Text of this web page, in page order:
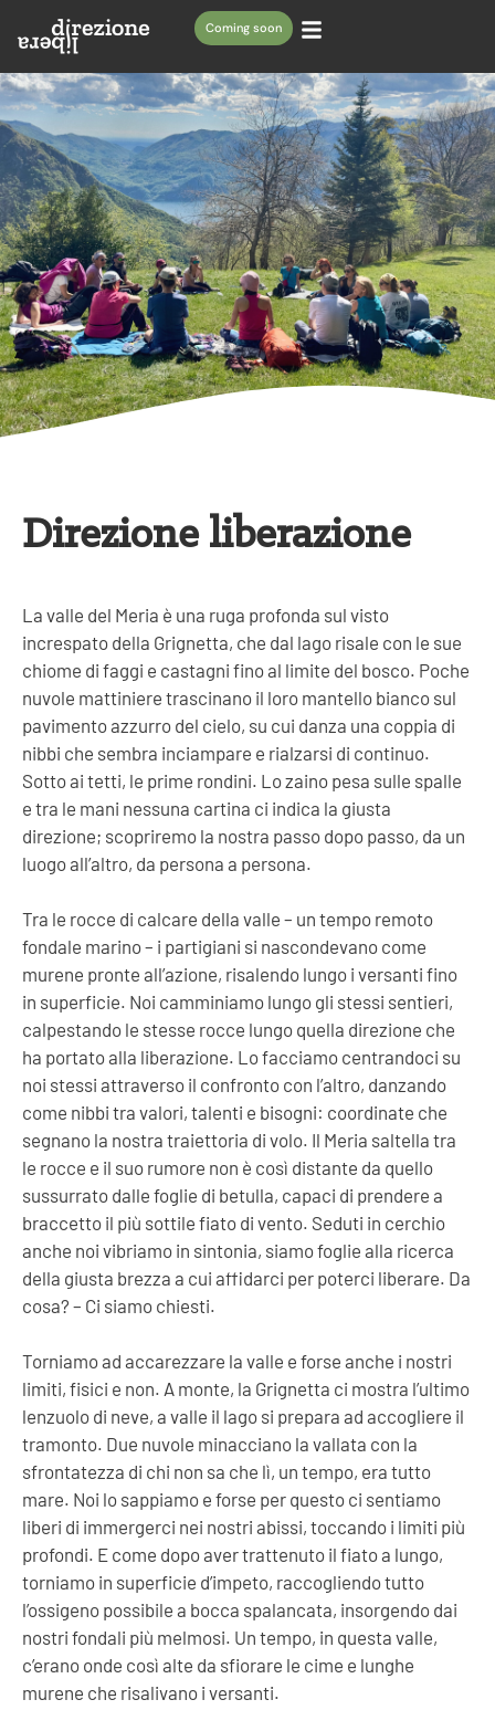
Coming soon
Direzione liberazione
La valle del Meria è una ruga profonda sul visto
increspato della Grignetta, che dal lago risale con le sue
chiome di faggi e castagni fino al limite del bosco. Poche
nuvole mattiniere trascinano il loro mantello bianco sul
pavimento azzurro del cielo, su cui danza una coppia di
nibbi che sembra inciampare e rialzarsi di continuo.
Sotto ai tetti, le prime rondini. Lo zaino pesa sulle spalle
e tra le mani nessuna cartina ci indica la giusta
direzione; scopriremo la nostra passo dopo passo, da un
luogo all’altro, da persona a persona.
Tra le rocce di calcare della valle – un tempo remoto
fondale marino – i partigiani si nascondevano come
murene pronte all’azione, risalendo lungo i versanti fino
in superficie. Noi camminiamo lungo gli stessi sentieri,
calpestando le stesse rocce lungo quella direzione che
ha portato alla liberazione. Lo facciamo centrandoci su
noi stessi attraverso il confronto con l’altro, danzando
come nibbi tra valori, talenti e bisogni: coordinate che
segnano la nostra traiettoria di volo. Il Meria saltella tra
le rocce e il suo rumore non è così distante da quello
sussurrato dalle foglie di betulla, capaci di prendere a
braccetto il più sottile fiato di vento. Seduti in cerchio
anche noi vibriamo in sintonia, siamo foglie alla ricerca
della giusta brezza a cui affidarci per poterci liberare. Da
cosa? – Ci siamo chiesti.
Torniamo ad accarezzare la valle e forse anche i nostri
limiti, fisici e non. A monte, la Grignetta ci mostra l’ultimo
lenzuolo di neve, a valle il lago si prepara ad accogliere il
tramonto. Due nuvole minacciano la vallata con la
sfrontatezza di chi non sa che lì, un tempo, era tutto
mare. Noi lo sappiamo e forse per questo ci sentiamo
liberi di immergerci nei nostri abissi, toccando i limiti più
profondi. E come dopo aver trattenuto il fiato a lungo,
torniamo in superficie d’impeto, raccogliendo tutto
l’ossigeno possibile a bocca spalancata, insorgendo dai
nostri fondali più melmosi. Un tempo, in questa valle,
c’erano onde così alte da sfiorare le cime e lunghe
murene che risalivano i versanti.